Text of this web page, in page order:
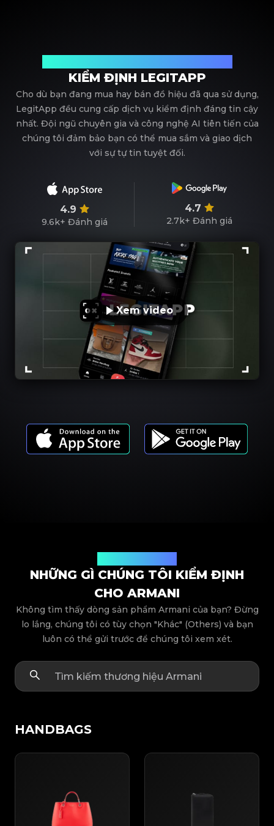
KIỂM ĐỊNH LEGITAPP
Cho dù bạn đang mua hay bán đồ hiệu đã qua sử dụng,
LegitApp đều cung cấp dịch vụ kiểm định đáng tin cậy
nhất. Đội ngũ chuyên gia và công nghệ AI tiên tiến của
chúng tôi đảm bảo bạn có thể mua sắm và giao dịch
với sự tự tin tuyệt đối.
4.9
9.6k+ Đánh giá
4.7
2.7k+ Đánh giá
Xem video
NHỮNG GÌ CHÚNG TÔI KIỂM ĐỊNH
CHO ARMANI
Không tìm thấy dòng sản phẩm Armani của bạn? Đừng
lo lắng, chúng tôi có tùy chọn "Khác" (Others) và bạn
luôn có thể gửi trước để chúng tôi xem xét.
HANDBAGS